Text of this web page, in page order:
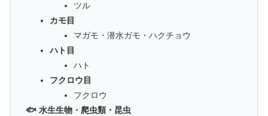
ツル
カモ目
マガモ・潜水ガモ・ハクチョウ
ハト目
ハト
フクロウ目
フクロウ
🐟 水生生物・爬虫類・昆虫